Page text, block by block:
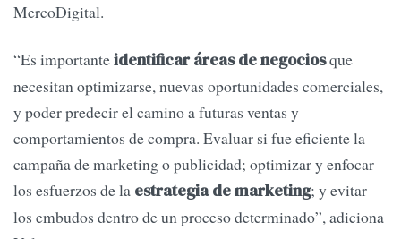
MercoDigital.
“Es importanteidentificar áreas de negociosque
necesitan optimizarse, nuevas oportunidades comerciales,
y poder predecir el camino a futuras ventas y
comportamientos de compra. Evaluar si fue eficiente la
campaña de marketing o publicidad; optimizar y enfocar
los esfuerzos de la estrategia de marketing; y evitar
los embudos dentro de un proceso determinado”, adiciona